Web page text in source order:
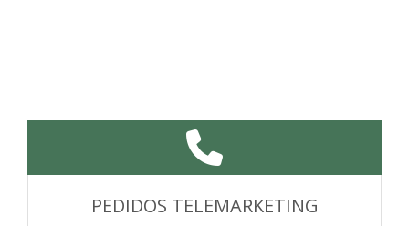
PEDIDOS TELEMARKETING